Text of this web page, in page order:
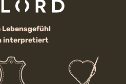
interpretiert